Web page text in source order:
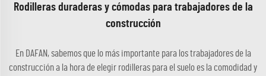
Rodilleras duraderas y cómodas para trabajadores de la
construcción
En DAFAN, sabemos que lo más importante para los trabajadores de la
construcción a la hora de elegir rodilleras para el suelo es la comodidad y